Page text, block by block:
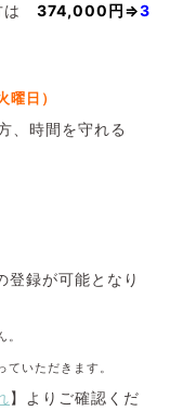
は 374,000円⇒3
日）
、時間を守れる
登録が可能となり
いただきます。
】よりご確認くだ